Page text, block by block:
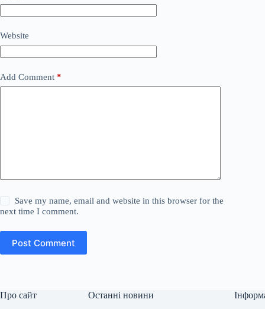
Website
Add Comment *
Save my name, email and website in this browser for the
next time I comment.
Post Comment
Про сайт Останні новини